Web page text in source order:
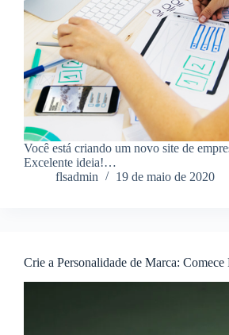
Você está criando um novo site de
Excelente ideia!…
flsadmin
19 de maio de 2020
Crie a Personalidade de Marca: